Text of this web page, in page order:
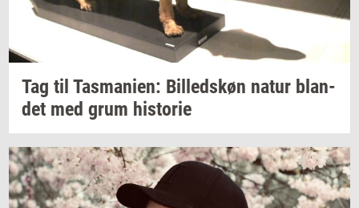
Tag til Tas­ma­ni­en: Bil­leds­køn natur blan­
det med grum hi­sto­rie